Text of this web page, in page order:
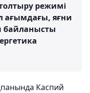
режимі
ағымдағы, яғни
байланысты
Каспий